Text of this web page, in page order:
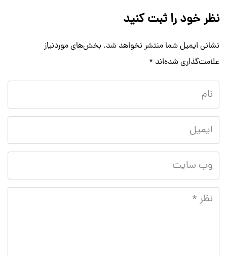
نظر خود را ثبت کنید
نشانی ایمیل شما منتشر نخواهد شد. بخش‌های موردنیاز
علامت‌گذاری شده‌اند *